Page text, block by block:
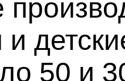
и
50 и